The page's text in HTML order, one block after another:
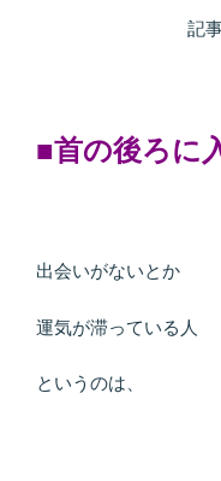
記
■首の後ろに
出会いがないとか
運気が滞っている人
というのは、